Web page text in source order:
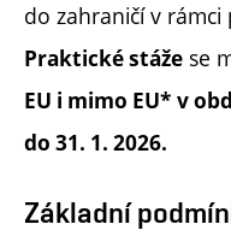
do zahraničí v rámci
Praktické stáže se
EU i mimo EU* v
do 31. 1. 2026.
Základní